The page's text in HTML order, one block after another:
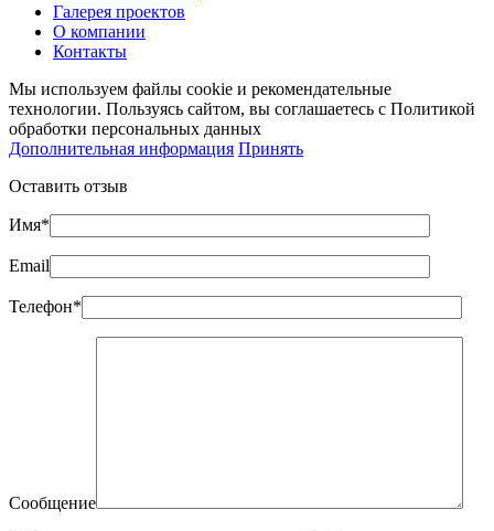
Галерея проектов
О компании
Контакты
Мы используем файлы cookie и рекомендательные
технологии. Пользуясь сайтом, вы соглашаетесь с Политикой
обработки персональных данных
Дополнительная информация Принять
Оставить отзыв
Имя*
Email
Телефон*
Сообщение